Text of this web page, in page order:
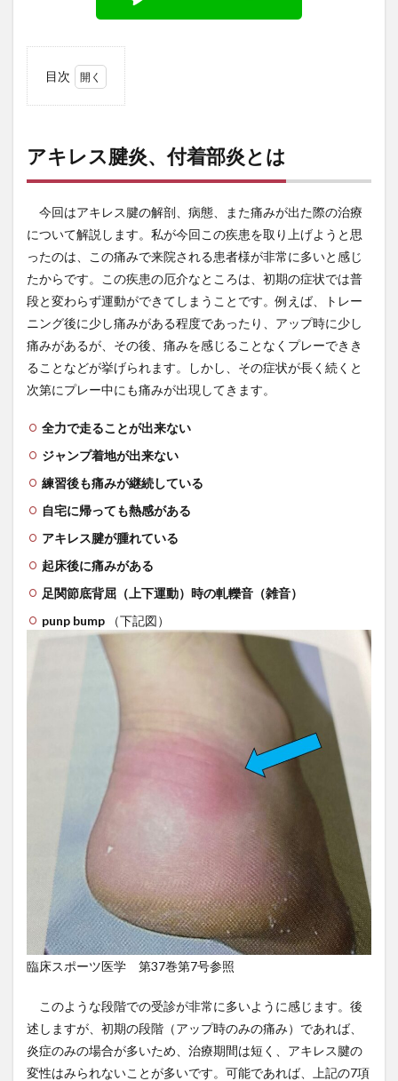
目次
腱
炎、
付着
とは
2
アキ
レス
は
3
アキ
レス
腱症
の好
位と
発症
要因
4
アキ
腱付
着部
症の
発症
5
外科
での
治療
アキレス腱炎、付着部炎とは
今回はアキレス腱の解剖、病態、また痛みが出た際の治療
について解説します。私が今回この疾患を取り上げようと思
ったのは、この痛みで来院される患者様が非常に多いと感じ
たからです。この疾患の厄介なところは、初期の症状では普
段と変わらず運動ができてしまうことです。例えば、トレー
ニング後に少し痛みがある程度であったり、アップ時に少し
痛みがあるが、その後、痛みを感じることなくプレーできき
ることなどが挙げられます。しかし、その症状が長く続くと
次第にプレー中にも痛みが出現してきます。
全力で走ることが出来ない
ジャンプ着地が出来ない
練習後も痛みが継続している
自宅に帰っても熱感がある
アキレス腱が腫れている
起床後に痛みがある
足関節底背屈（上下運動）時の軋轢音（雑音）
punp bump
（下記図）
臨床スポーツ医学 第37巻第7号参照
このような段階での受診が非常に多いように感じます。後
述しますが、初期の段階（アップ時のみの痛み）であれば、
炎症のみの場合が多いため、治療期間は短く、アキレス腱の
変性はみられないことが多いです。可能であれば、上記の7項